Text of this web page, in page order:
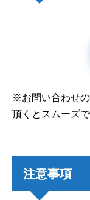
※お問い合わせ
頂くとスムーズで
注意事項